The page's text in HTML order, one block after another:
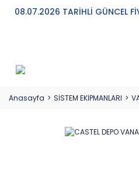
08.07.2026 TARİHLİ GÜNCEL
Anasayfa SİSTEM EKİPMANLARI